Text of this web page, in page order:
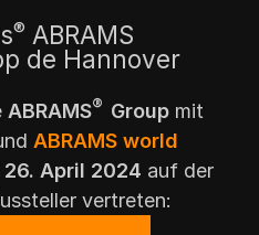
® ABRAMS
de Hannover
ABRAMS® Group mit
ABRAMS world
26. April 2024 auf der
vertreten: